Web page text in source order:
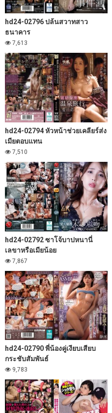
hd24-02796 ปล้นสวาทสาว
ธนาคาร
7,613
hd24-02794 หัวหน้าช่วยเคลียร์ส่ง
เมียตอบแทน
7,510
hd24-02792 ซาโจ้บาปหนานี่
เลขาหรือเมียน้อย
7,867
hd24-02790 พี่น้องคู่เงียบเสียบ
กระชับสัมพันธ์
9,783